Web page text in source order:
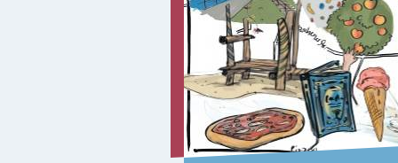
Sakramente
Kirchliche Orte
Religionsunterricht
International